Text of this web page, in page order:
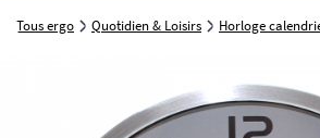
Tous ergo Quotidien & Loisirs Horloge